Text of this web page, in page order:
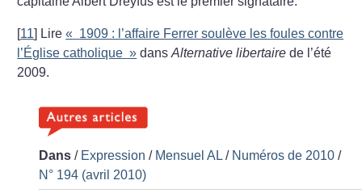
[11] Lire« 1909 : l’affaire Ferrer soulève les foules contre
l’Église catholique » dansAlternative libertaire de l’été
2009.
Dans / Expression / Mensuel AL / Numéros de 2010 /
N° 194 (avril 2010)